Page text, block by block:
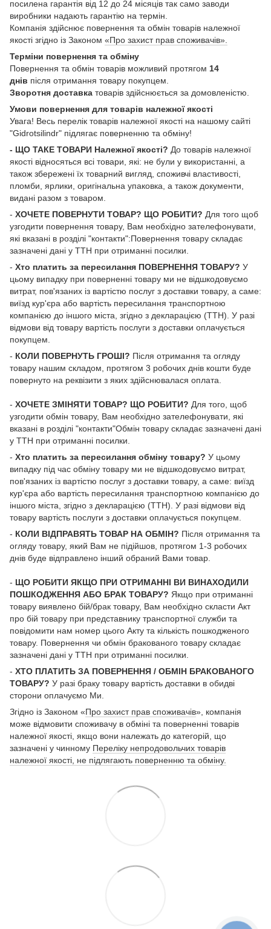
посилена гарантія від 12 до 24 місяців так само заводи
виробники надають гарантію на термін.
Компанія здійснює повернення та обмін товарів належної
якості згідно із Законом «Про захист прав споживачів».
Терміни повернення та обміну
Повернення та обмін товарів можливий протягом 14
днів після отримання товару покупцем.
Зворотня доставка товарів здійснюється за домовленістю.
Умови повернення для товарів належної якості
Увага! Весь перелік товарів належної якості на нашому сайті
"Gidrotsilindr" підлягає поверненню та обміну!
- ЩО ТАКЕ ТОВАРИ Належної якості? До товарів належної
якості відносяться всі товари, які: не були у використанні, а
також збережені їх товарний вигляд, споживчі властивості,
пломби, ярлики, оригінальна упаковка, а також документи,
видані разом з товаром.
- ХОЧЕТЕ ПОВЕРНУТИ ТОВАР? ЩО РОБИТИ? Для того щоб
узгодити повернення товару, Вам необхідно зателефонувати,
які вказані в розділі "контакти":Повернення товару складає
зазначені дані у ТТН при отриманні посилки.
- Хто платить за пересилання ПОВЕРНЕННЯ ТОВАРУ? У
цьому випадку при поверненні товару ми не відшкодовуємо
витрат, пов'язаних із вартістю послуг з доставки товару, а саме:
виїзд кур'єра або вартість пересилання транспортною
компанією до іншого міста, згідно з декларацією (ТТН). У разі
відмови від товару вартість послуги з доставки оплачується
покупцем.
- КОЛИ ПОВЕРНУТЬ ГРОШІ? Після отримання та огляду
товару нашим складом, протягом 3 робочих днів кошти буде
повернуто на реквізити з яких здійснювалася оплата.
- ХОЧЕТЕ ЗМІНЯТИ ТОВАР? ЩО РОБИТИ? Для того, щоб
узгодити обмін товару, Вам необхідно зателефонувати, які
вказані в розділі "контакти"Обмін товару складає зазначені дані
у ТТН при отриманні посилки.
- Хто платить за пересилання обміну товару? У цьому
випадку під час обміну товару ми не відшкодовуємо витрат,
пов'язаних із вартістю послуг з доставки товару, а саме: виїзд
кур'єра або вартість пересилання транспортною компанією до
іншого міста, згідно з декларацією (ТТН). У разі відмови від
товару вартість послуги з доставки оплачується покупцем.
- КОЛИ ВІДПРАВЯТЬ ТОВАР НА ОБМІН? Після отримання та
огляду товару, який Вам не підійшов, протягом 1-3 робочих
днів буде відправлено інший обраний Вами товар.
- ЩО РОБИТИ ЯКЩО ПРИ ОТРИМАННІ ВИ ВИНАХОДИЛИ
ПОШКОДЖЕННЯ АБО БРАК ТОВАРУ? Якщо при отриманні
товару виявлено бій/брак товару, Вам необхідно скласти Акт
про бій товару при представнику транспортної служби та
повідомити нам номер цього Акту та кількість пошкодженого
товару. Повернення чи обмін бракованого товару складає
зазначені дані у ТТН при отриманні посилки.
- ХТО ПЛАТИТЬ ЗА ПОВЕРНЕННЯ / ОБМІН БРАКОВАНОГО
ТОВАРУ? У разі браку товару вартість доставки в обидві
сторони оплачуємо Ми.
Згідно із Законом «Про захист прав споживачів», компанія
може відмовити споживачу в обміні та поверненні товарів
належної якості, якщо вони належать до категорій, що
зазначені у чинному Переліку непродовольчих товарів
належної якості, не підлягають поверненню та обміну.